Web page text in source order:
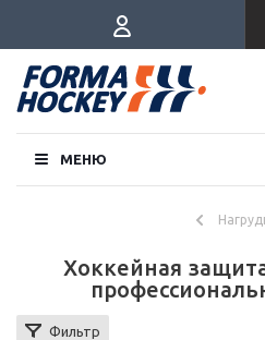
МЕНЮ
Хоккейная
Фильтр